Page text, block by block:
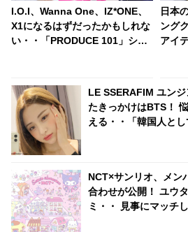
I.O.I、Wanna One、IZ*ONE、
X1になるはずだったかもしれな
い・・「PRODUCE 101」シリ
日本
ング
アイ
LE SSERAFIM ユン
たきっかけはBTS！
える・・「韓国人と
NCT×サンリオ、メン
合わせが公開！ ユウ
ミ・・ 見事にマッチ